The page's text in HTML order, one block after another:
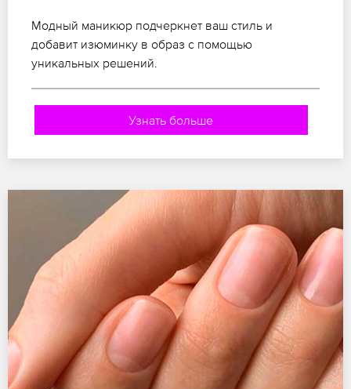
Модный маникюр подчеркнет ваш стиль и
добавит изюминку в образ с помощью
уникальных решений.
Узнать больше